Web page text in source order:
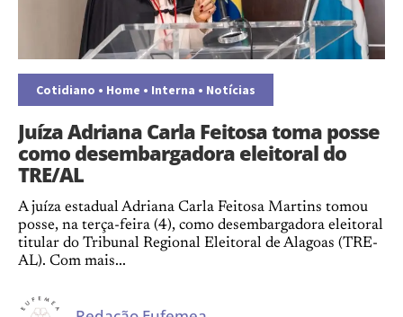
Cotidiano • Home • Interna • Notícias
Juíza Adriana Carla Feitosa toma posse
como desembargadora eleitoral do
TRE/AL
A juíza estadual Adriana Carla Feitosa Martins tomou
posse, na terça-feira (4), como desembargadora eleitoral
titular do Tribunal Regional Eleitoral de Alagoas (TRE-
AL). Com mais...